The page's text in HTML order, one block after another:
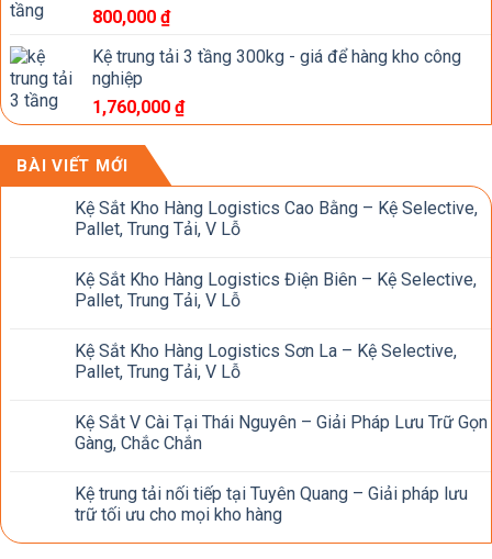
800,000 ₫
Kệ trung tải 3 tầng 300kg - giá để hàng kho công
nghiệp
1,760,000 ₫
BÀI VIẾT MỚI
Kệ Sắt Kho Hàng Logistics Cao Bằng – Kệ Selective,
Pallet, Trung Tải, V Lỗ
Kệ Sắt Kho Hàng Logistics Điện Biên – Kệ Selective,
Pallet, Trung Tải, V Lỗ
Kệ Sắt Kho Hàng Logistics Sơn La – Kệ Selective,
Pallet, Trung Tải, V Lỗ
Kệ Sắt V Cài Tại Thái Nguyên – Giải Pháp Lưu Trữ Gọn
Gàng, Chắc Chắn
Kệ trung tải nối tiếp tại Tuyên Quang – Giải pháp lưu
trữ tối ưu cho mọi kho hàng